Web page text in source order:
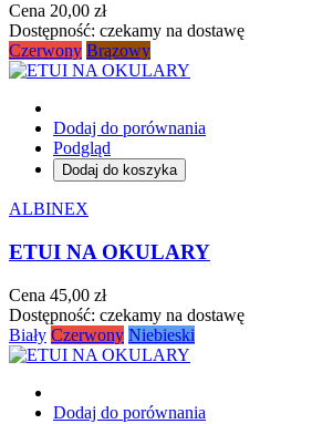
Cena 20,00 zł
Dostępność: czekamy na dostawę
Czerwony Brązowy
Dodaj do porównania
Podgląd
Dodaj do koszyka
ALBINEX
ETUI NA OKULARY
Cena 45,00 zł
Dostępność: czekamy na dostawę
Biały Czerwony Niebieski
Dodaj do porównania